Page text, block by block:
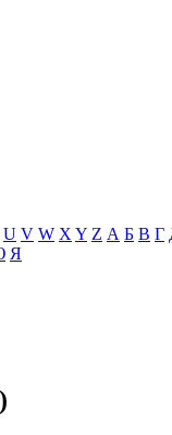
U V W X Y Z А Б В Г
Я